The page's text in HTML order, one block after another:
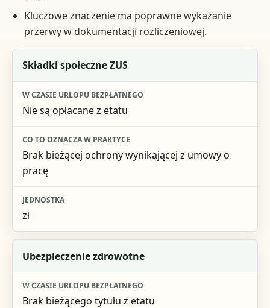
Kluczowe znaczenie ma poprawne wykazanie
przerwy w dokumentacji rozliczeniowej.
Obszar
W czasie urlopu bezpłatnego
Co to oznacza w praktyce
Składki społeczne ZUS
Nie są opłacane z etatu
Brak bieżącej ochrony wynikającej z umowy o
pracę
zł
Ubezpieczenie zdrowotne
Brak bieżącego tytułu z etatu